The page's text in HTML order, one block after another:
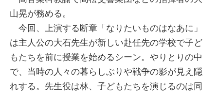
山晃が務める。
今回、上演する断章「なりたいものはなあに」
は主人公の大石先生が新しい赴任先の学校で子ど
もたちを前に授業を始めるシーン。やりとりの中
で、当時の人々の暮らしぶりや戦争の影が見え隠
れする。先生役は林、子どもたちを演じるのは同